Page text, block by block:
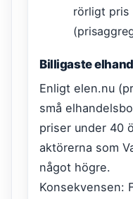
rörligt pris
Billigaste
Enligt elen.nu
små
priser under 40
aktörerna som
något högre.
Konsekvensen: